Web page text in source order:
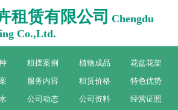
租赁有限公司 Chengdu
Co.,Ltd.
租摆案例 植物成品
花盆花架
服务内容 租赁价格
特色优势
公司动态 公司资料
经营证照